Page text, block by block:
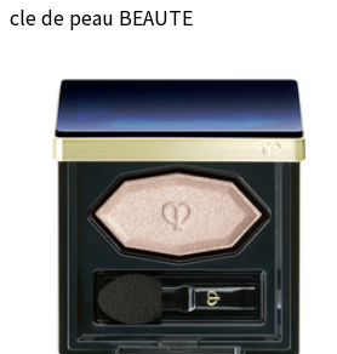
cle de peau BEAUTE